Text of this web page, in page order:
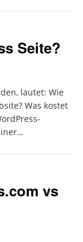
Seite?
lautet: Wie
Was kostet
vs